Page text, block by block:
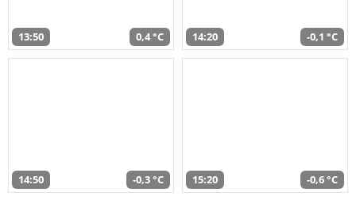
13:50 0,4 °C 14:20 -0,1 °C
14:50 -0,3 °C 15:20 -0,6 °C